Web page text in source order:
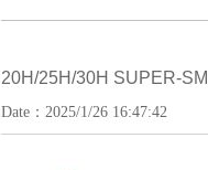
20H/25H/30H SUPER-
Date：2025/1/26 16:47:42